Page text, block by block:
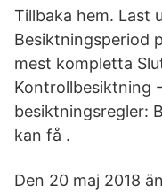
Tillbaka hem. Last
Besiktningsperiod
mest kompletta
Kontrollbesiktning
besiktningsregler:
kan få .
Den 20 maj 2018